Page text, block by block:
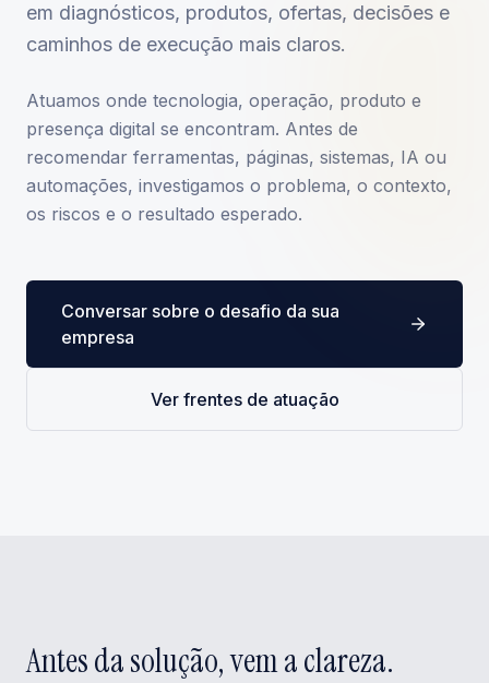
em diagnósticos, produtos, ofertas, decisões e
caminhos de execução mais claros.
Atuamos onde tecnologia, operação, produto e
presença digital se encontram. Antes de
recomendar ferramentas, páginas, sistemas, IA ou
automações, investigamos o problema, o contexto,
os riscos e o resultado esperado.
Conversar sobre o desafio da sua
empresa
Ver frentes de atuação
Antes da solução, vem a clareza.